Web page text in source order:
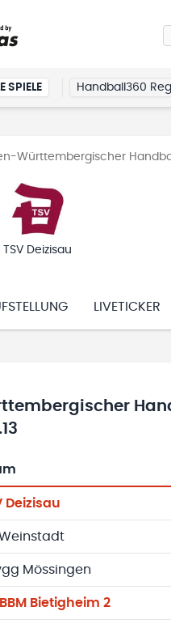
SPIELE Handball360
Württembergischer
TSV Deizisau
LIVETICKER
Spielen,
Deizisau
Weinstadt
Mössingen
BBM Bietigheim 2